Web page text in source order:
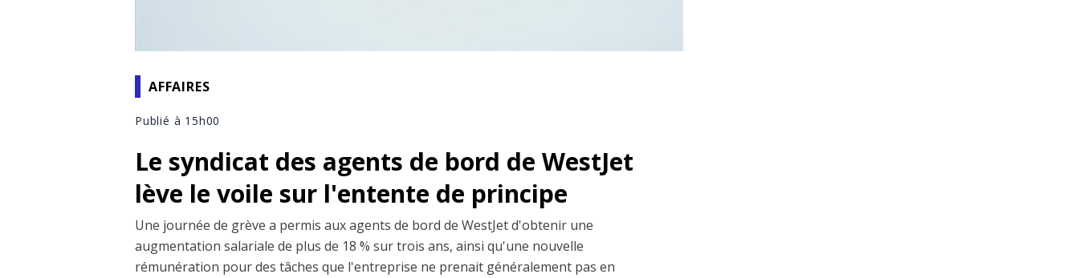
AFFAIRES
Publié à 15h00
Le syndicat des agents de bord de WestJet
lève le voile sur l'entente de principe
Une journée de grève a permis aux agents de bord de WestJet d'obtenir une
augmentation salariale de plus de 18 % sur trois ans, ainsi qu'une nouvelle
rémunération pour des tâches que l'entreprise ne prenait généralement pas en